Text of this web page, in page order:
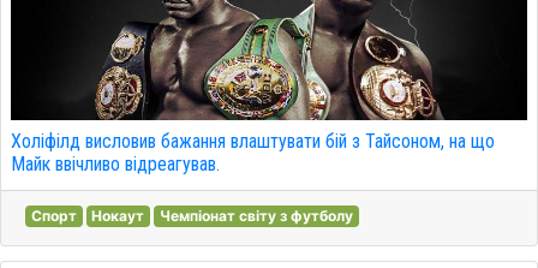
Холіфілд висловив бажання влаштувати бій з Тайсоном, на що
Майк ввічливо відреагував.
Спорт Нокаут Чемпіонат світу з футболу